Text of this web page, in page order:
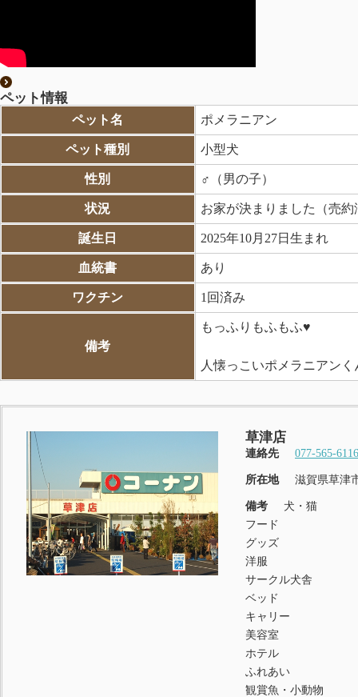
ペット情報
ペット名 ポメラニアン
ペット種別 小型犬
性別 ♂（男の子）
状況 お家が決まりました（売約
誕生日 2025年10月27日生まれ
血統書 あり
ワクチン 1回済み
備考
もっふりもふもふ♥
人懐っこいポメラニアンく
草津店
連絡先 077-565-6116
所在地 滋賀県草津
備考
犬・猫
フード
グッズ
洋服
サークル犬舎
ベッド
キャリー
美容室
ホテル
ふれあい
観賞魚・小動物